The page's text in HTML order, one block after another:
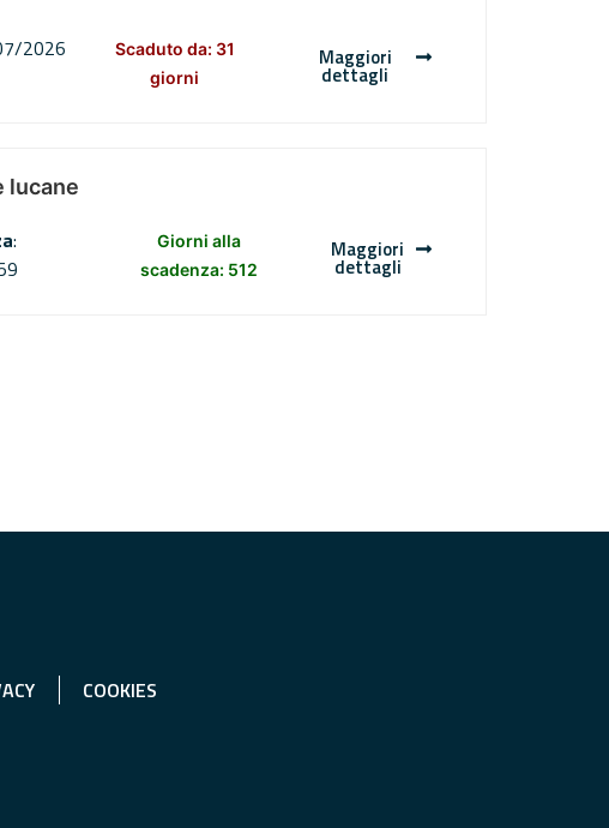
2026
Scaduto da: 31
giorni
Maggiori
dettagli
lucane
:
Giorni alla
scadenza: 512
Maggiori
dettagli
COOKIES